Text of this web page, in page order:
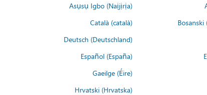
Asụsụ Igbo (Naịjịrịa)
Bosanski
Català (català)
Deutsch (Deutschland)
Español (España)
Gaeilge (Éire)
Hrvatski (Hrvatska)